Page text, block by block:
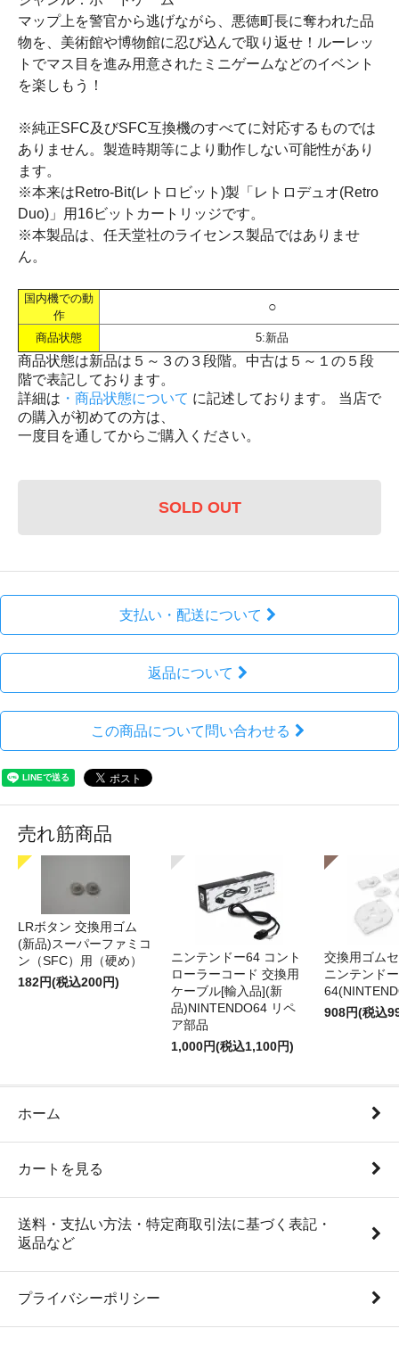
マップ上を警官から逃げながら、悪徳町長に奪われた品
物を、美術館や博物館に忍び込んで取り返せ！ルーレッ
トでマス目を進み用意されたミニゲームなどのイベント
を楽しもう！
※純正SFC及びSFC互換機のすべてに対応するものでは
ありません。製造時期等により動作しない可能性があり
ます。
※本来はRetro-Bit(レトロビット)製「レトロデュオ(Retro
Duo)」用16ビットカートリッジです。
※本製品は、任天堂社のライセンス製品ではありませ
ん。
国内機での動
作
○
商品状態 5:新品
商品状態は新品は５～３の３段階。中古は５～１の５段
階で表記しております。
詳細は ・商品状態について に記述しております。 当店で
の購入が初めての方は、
一度目を通してからご購入ください。
SOLD OUT
支払い・配送について
返品について
この商品について問い合わせる
売れ筋商品
LRボタン 交換用ゴム
(新品)スーパーファミコ
ン（SFC）用（硬め）
182円(税込200円)
ニンテンドー64 コント
ローラーコード 交換用
ケーブル[輸入品](新
品)NINTENDO64 リペ
ア部品
1,000円(税込1,100円)
交換用ゴム
ニンテンドー
908円(税込
ホーム
カートを見る
送料・支払い方法・特定商取引法に基づく表記・
返品など
プライバシーポリシー